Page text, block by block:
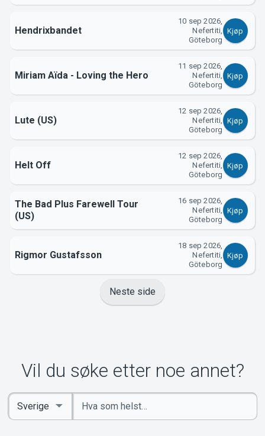
Hendrixbandet
10 sep 2026,
Nefertiti,
Göteborg
Kjøp
Miriam Aïda - Loving the Hero
11 sep 2026,
Nefertiti,
Göteborg
Kjøp
Lute (US)
12 sep 2026,
Nefertiti,
Göteborg
Kjøp
Helt Off
12 sep 2026,
Nefertiti,
Göteborg
Kjøp
The Bad Plus Farewell Tour
(US)
16 sep 2026,
Nefertiti,
Göteborg
Kjøp
Rigmor Gustafsson
18 sep 2026,
Nefertiti,
Göteborg
Kjøp
Neste side
Vil du søke etter noe annet?
Angi
nøkkelord
Select
Country